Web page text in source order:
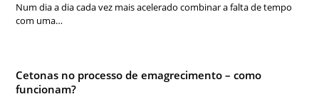
Num dia a dia cada vez mais acelerado combinar a falta de tempo
com uma…
Cetonas no processo de emagrecimento – como
funcionam?